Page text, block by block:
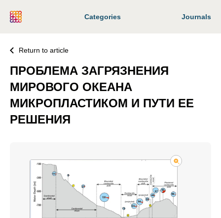
Categories Journals
Return to article
ПРОБЛЕМА ЗАГРЯЗНЕНИЯ
МИРОВОГО ОКЕАНА
МИКРОПЛАСТИКОМ И ПУТИ ЕЕ
РЕШЕНИЯ